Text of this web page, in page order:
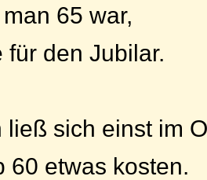
65 war,
für den Jubilar.
ließ sich einst im
60 etwas kosten.